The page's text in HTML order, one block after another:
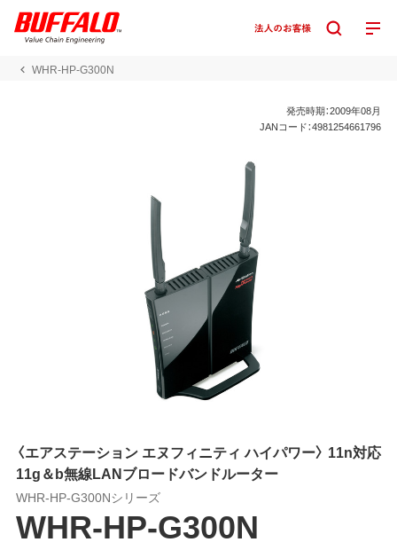
WHR-HP-G300N
発売時期：2009年08月
JANコード：4981254661796
〈エアステーション エヌフィニティ ハイパワー〉 11n対応
11g＆b無線LANブロードバンドルーター
WHR-HP-G300Nシリーズ
WHR-HP-G300N